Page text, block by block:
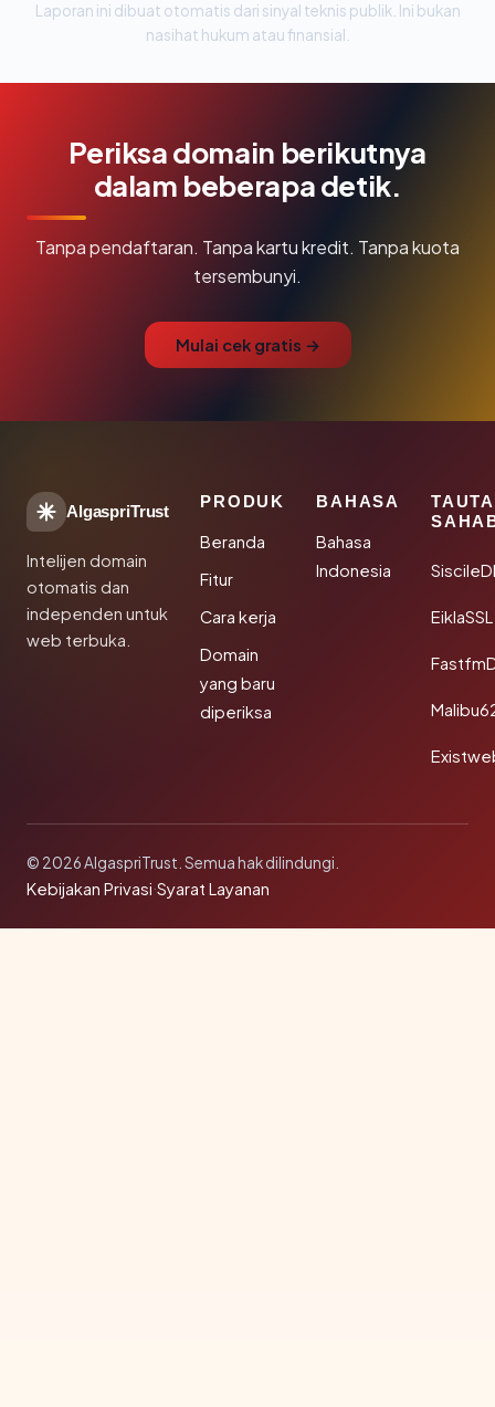
Laporan ini dibuat otomatis dari sinyal teknis publik. Ini bukan
nasihat hukum atau finansial.
Periksa domain berikutnya
dalam beberapa detik.
Tanpa pendaftaran. Tanpa kartu kredit. Tanpa kuota
tersembunyi.
Mulai cek gratis →
AlgaspriTrust
Intelijen domain
otomatis dan
independen untuk
web terbuka.
PRODUK
Beranda
Fitur
Cara kerja
Domain
yang baru
diperiksa
BAHASA
Bahasa
Indonesia
EiklaSSL
© 2026 AlgaspriTrust. Semua hak dilindungi.
Kebijakan Privasi·Syarat Layanan